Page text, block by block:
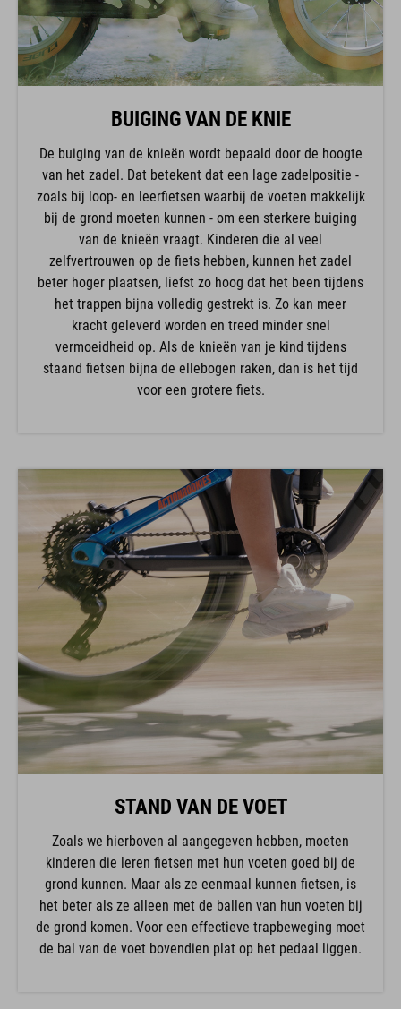
BUIGING VAN DE KNIE
De buiging van de knieën wordt bepaald door de hoogte
van het zadel. Dat betekent dat een lage zadelpositie -
zoals bij loop- en leerfietsen waarbij de voeten makkelijk
bij de grond moeten kunnen - om een sterkere buiging
van de knieën vraagt. Kinderen die al veel
zelfvertrouwen op de fiets hebben, kunnen het zadel
beter hoger plaatsen, liefst zo hoog dat het been tijdens
het trappen bijna volledig gestrekt is. Zo kan meer
kracht geleverd worden en treed minder snel
vermoeidheid op. Als de knieën van je kind tijdens
staand fietsen bijna de ellebogen raken, dan is het tijd
voor een grotere fiets.
STAND VAN DE VOET
Zoals we hierboven al aangegeven hebben, moeten
kinderen die leren fietsen met hun voeten goed bij de
grond kunnen. Maar als ze eenmaal kunnen fietsen, is
het beter als ze alleen met de ballen van hun voeten bij
de grond komen. Voor een effectieve trapbeweging moet
de bal van de voet bovendien plat op het pedaal liggen.